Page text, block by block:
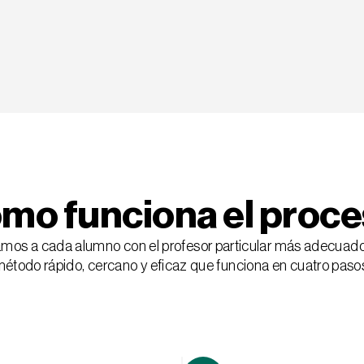
funciona el
a cada alumno con el profesor particular más
rápido, cercano y eficaz que funciona en cuatro